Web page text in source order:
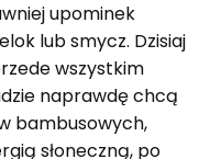
upominek
lub smycz. Dzisiaj
wszystkim
naprawdę chcą
bambusowych,
słoneczną, po